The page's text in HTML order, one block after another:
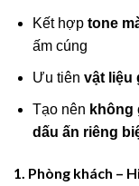
Kết hợp tone
ấm cúng
Ưu tiên vật liệu
Tạo nên không
dấu ấn riêng
1. Phòng khách –